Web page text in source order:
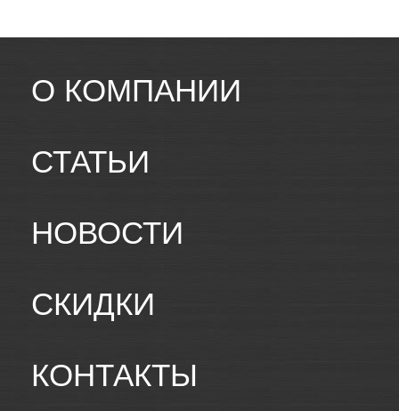
О КОМПАНИИ
СТАТЬИ
НОВОСТИ
СКИДКИ
КОНТАКТЫ